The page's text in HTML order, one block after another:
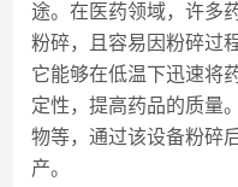
途。在医药领域，许多
粉碎，且容易因粉碎过
它能够在低温下迅速将
定性，提高药品的质量
物等，通过该设备粉碎
产。